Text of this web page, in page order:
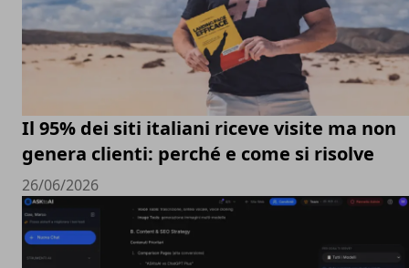
Il 95% dei siti italiani riceve visite ma non
genera clienti: perché e come si risolve
26/06/2026